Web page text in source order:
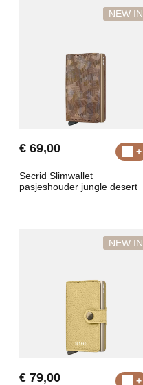
NEW IN
€ 69,00
Secrid Slimwallet
pasjeshouder jungle desert
NEW IN
€ 79,00